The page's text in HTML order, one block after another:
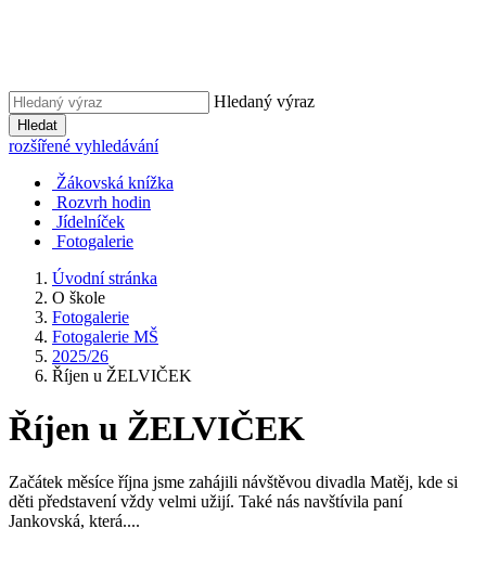
Hledaný výraz
Hledat
rozšířené vyhledávání
Žákovská knížka
Rozvrh hodin
Jídelníček
Fotogalerie
Úvodní stránka
O škole
Fotogalerie
Fotogalerie MŠ
2025/26
Říjen u ŽELVIČEK
Říjen u ŽELVIČEK
Začátek měsíce října jsme zahájili návštěvou divadla Matěj, kde si
děti představení vždy velmi užijí. Také nás navštívila paní
Jankovská, která....